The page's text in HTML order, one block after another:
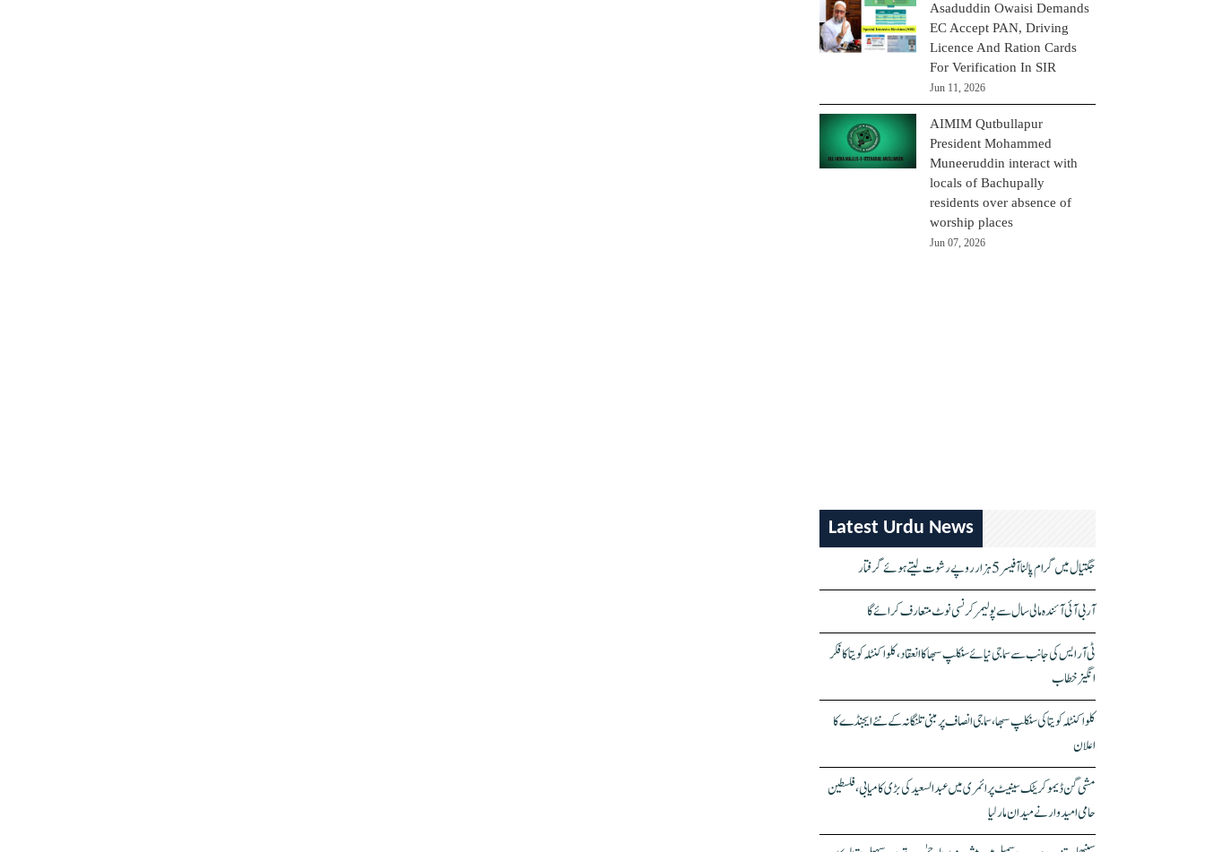
Asaduddin Owaisi Demands
EC Accept PAN, Driving
Licence And Ration Cards
For Verification In SIR
Jun 11, 2026
AIMIM Qutbullapur
President Mohammed
Muneeruddin interact with
locals of Bachupally
residents over absence of
worship places
Jun 07, 2026
Latest Urdu News
جگتیال میں گرام پالنا آفیسر 5 ہزار روپے رشوت لیتے ہوئے گرفتار
آر بی آئی آئندہ مالی سال سے پولیمر کرنسی نوٹ متعارف کرائے گا
ٹی آر ایس کی جانب سے سماجی نیائے سنکلپ سبھا کا انعقاد، کلواکنٹلہ کویتا کا فکر
انگیز خطاب
کلواکنٹلہ کویتا کی سنکلپ سبھا، سماجی انصاف پر مبنی تلنگانہ کے نئے ایجنڈے کا
اعلان
مشی گن ڈیموکریٹک سینیٹ پرائمری میں عبدالسعید کی بڑی کامیابی، فلسطین
حامی امیدوار نے میدان مار لیا